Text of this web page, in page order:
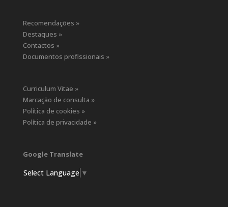
Recomendações »
Destaques »
Contactos »
Documentos profissionais »
Curriculum Vitae »
Marcação de consulta »
Política de cookies »
Política de privacidade »
Google Translate
Select Language ▼